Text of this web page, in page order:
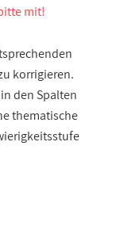
mit!
korrigieren.
den Spalten
thematische